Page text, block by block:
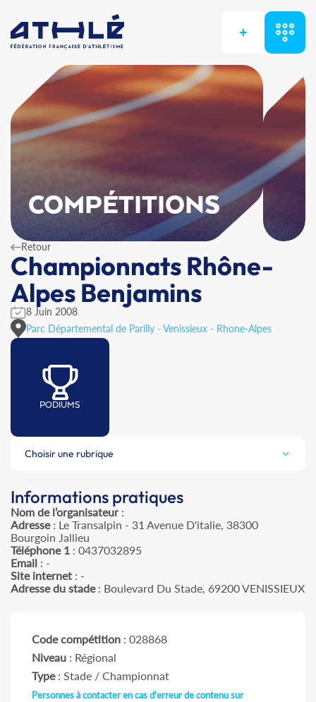
+
COMPÉTITIONS
Retour
Championnats Rhône-
Alpes Benjamins
8 Juin 2008
Parc Départemental de Parilly - Venissieux - Rhone-Alpes
PODIUMS
Choisir une rubrique
Informations pratiques
Nom de l’organisateur:
Adresse: Le Transalpin - 31 Avenue D'italie, 38300
Bourgoin Jallieu
Téléphone 1 : 0437032895
Email : -
Site internet : -
Adresse du stade: Boulevard Du Stade, 69200 VENISSIEUX
Code compétition : 028868
Niveau : Régional
Type: Stade / Championnat
Personnes à contacter en cas d'erreur de contenu sur